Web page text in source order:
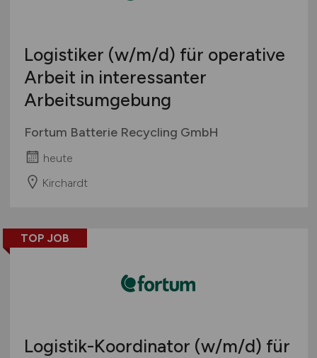
Logistiker (w/m/d) für operative
Arbeit in interessanter
Arbeitsumgebung
Fortum Batterie Recycling GmbH
heute
Kirchardt
TOP JOB
Logistik-Koordinator (w/m/d) für